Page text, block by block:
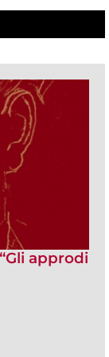
approdi